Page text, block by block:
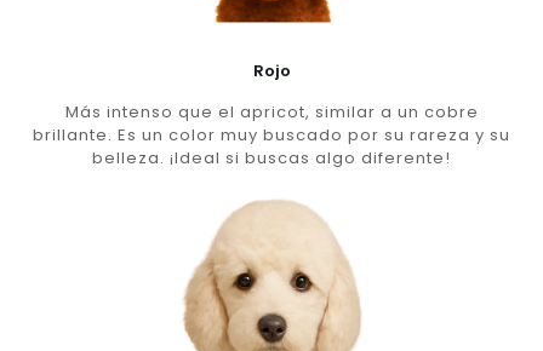
Rojo
Más intenso que el apricot, similar a un cobre
brillante. Es un color muy buscado por su rareza y su
belleza. ¡Ideal si buscas algo diferente!